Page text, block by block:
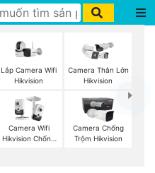
Lắp Camera Wifi
Hikvision
Camera Thân Lớn
Hikvision
Camera Wifi
Hikvision Chống
Camera Chống
Trộm Hikvision